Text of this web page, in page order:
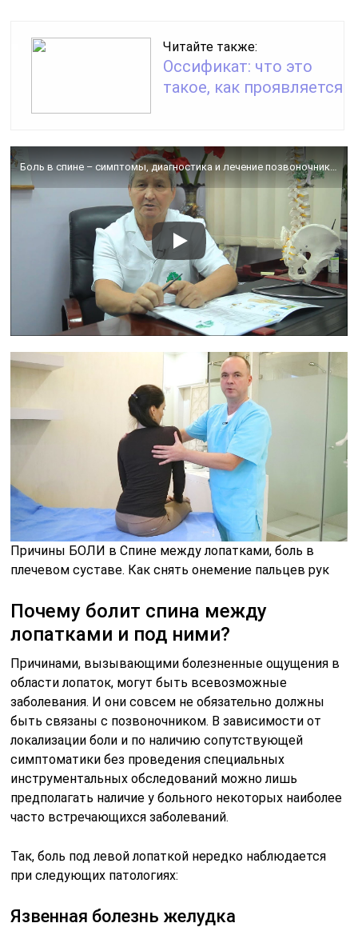
Читайте также:
Оссификат: что это
такое, как проявляется
Причины БОЛИ в Спине между лопатками, боль в
плечевом суставе. Как снять онемение пальцев рук
Почему болит спина между
лопатками и под ними?
Причинами, вызывающими болезненные ощущения в
области лопаток, могут быть всевозможные
заболевания. И они совсем не обязательно должны
быть связаны с позвоночником. В зависимости от
локализации боли и по наличию сопутствующей
симптоматики без проведения специальных
инструментальных обследований можно лишь
предполагать наличие у больного некоторых наиболее
часто встречающихся заболеваний.
Так, боль под левой лопаткой нередко наблюдается
при следующих патологиях:
Язвенная болезнь желудка